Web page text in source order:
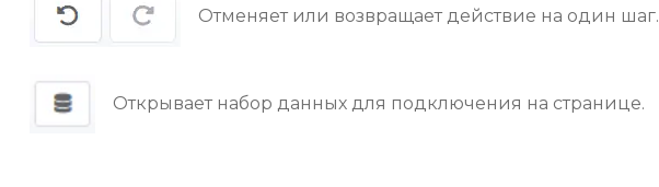
Отменяет или возвращает действие на один шаг.
Открывает набор данных для подключения на странице.